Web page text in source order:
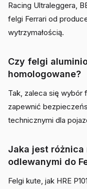
Racing Ultraleggera,
felgi Ferrari od
wytrzymałością.
Czy felgi
homologowane?
Tak, zaleca się wybór
zapewnić
technicznymi dla
Jaka jest
odlewanymi do
Felgi kute, jak HRE